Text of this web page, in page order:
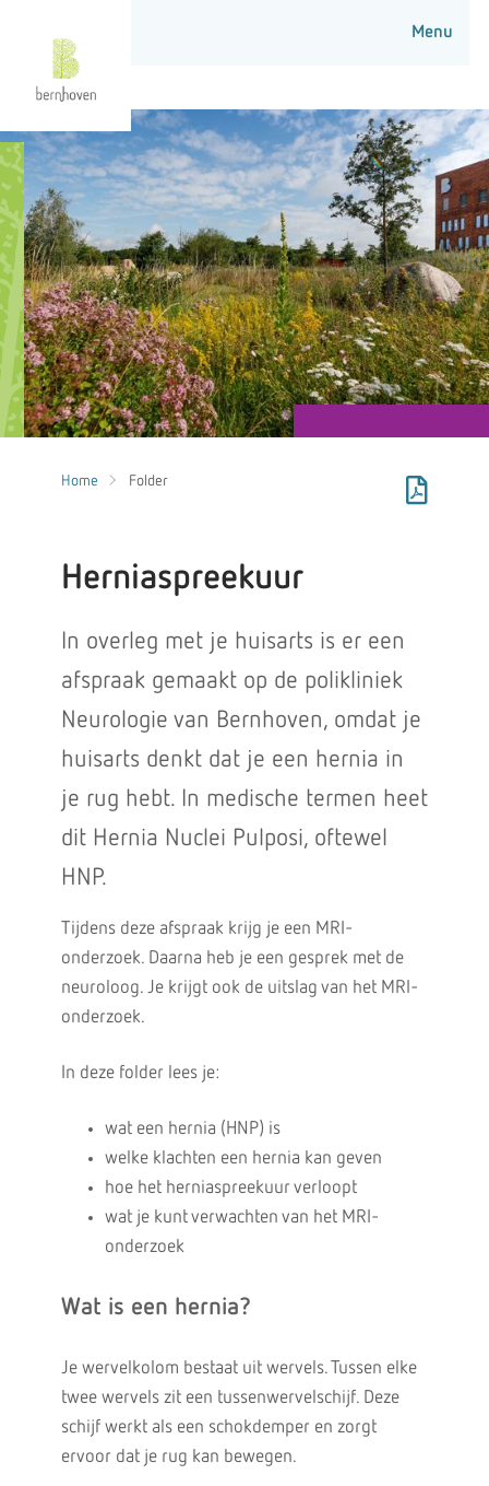
Home Folder
Herniaspreekuur
In overleg met je huisarts is er een
afspraak gemaakt op de polikliniek
Neurologie van Bernhoven, omdat je
huisarts denkt dat je een hernia in
je rug hebt. In medische termen heet
dit Hernia Nuclei Pulposi, oftewel
HNP.
Tijdens deze afspraak krijg je een MRI-
onderzoek. Daarna heb je een gesprek met de
neuroloog. Je krijgt ook de uitslag van het MRI-
onderzoek.
In deze folder lees je:
wat een hernia (HNP) is
welke klachten een hernia kan geven
hoe het herniaspreekuur verloopt
wat je kunt verwachten van het MRI-
onderzoek
Wat is een hernia?
Je wervelkolom bestaat uit wervels. Tussen elke
twee wervels zit een tussenwervelschijf. Deze
schijf werkt als een schokdemper en zorgt
ervoor dat je rug kan bewegen.